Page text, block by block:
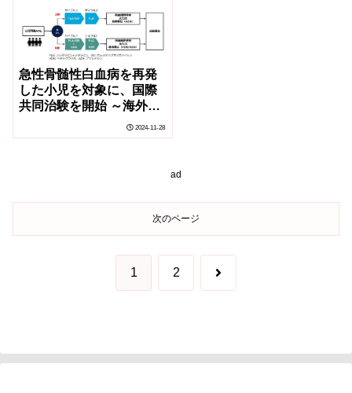
cancers)
急性骨髄性白血病を再発
した小児を対象に、国際
共同治験を開始 ～海外と
同時に新しい治療法を開
発することで、ドラッグ
2024-11-28
ad
次のページ
1 2 次